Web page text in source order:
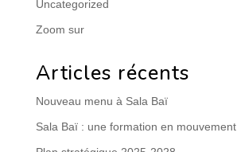
Uncategorized
Zoom sur
Articles récents
Nouveau menu à Sala Baï
Sala Baï : une formation en mouvement